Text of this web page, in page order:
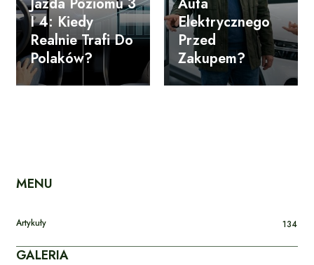
I 4: Kiedy
Realnie Trafi Do
Polaków?
Elektrycznego
Przed
Zakupem?
MENU
Artykuły 134
GALERIA